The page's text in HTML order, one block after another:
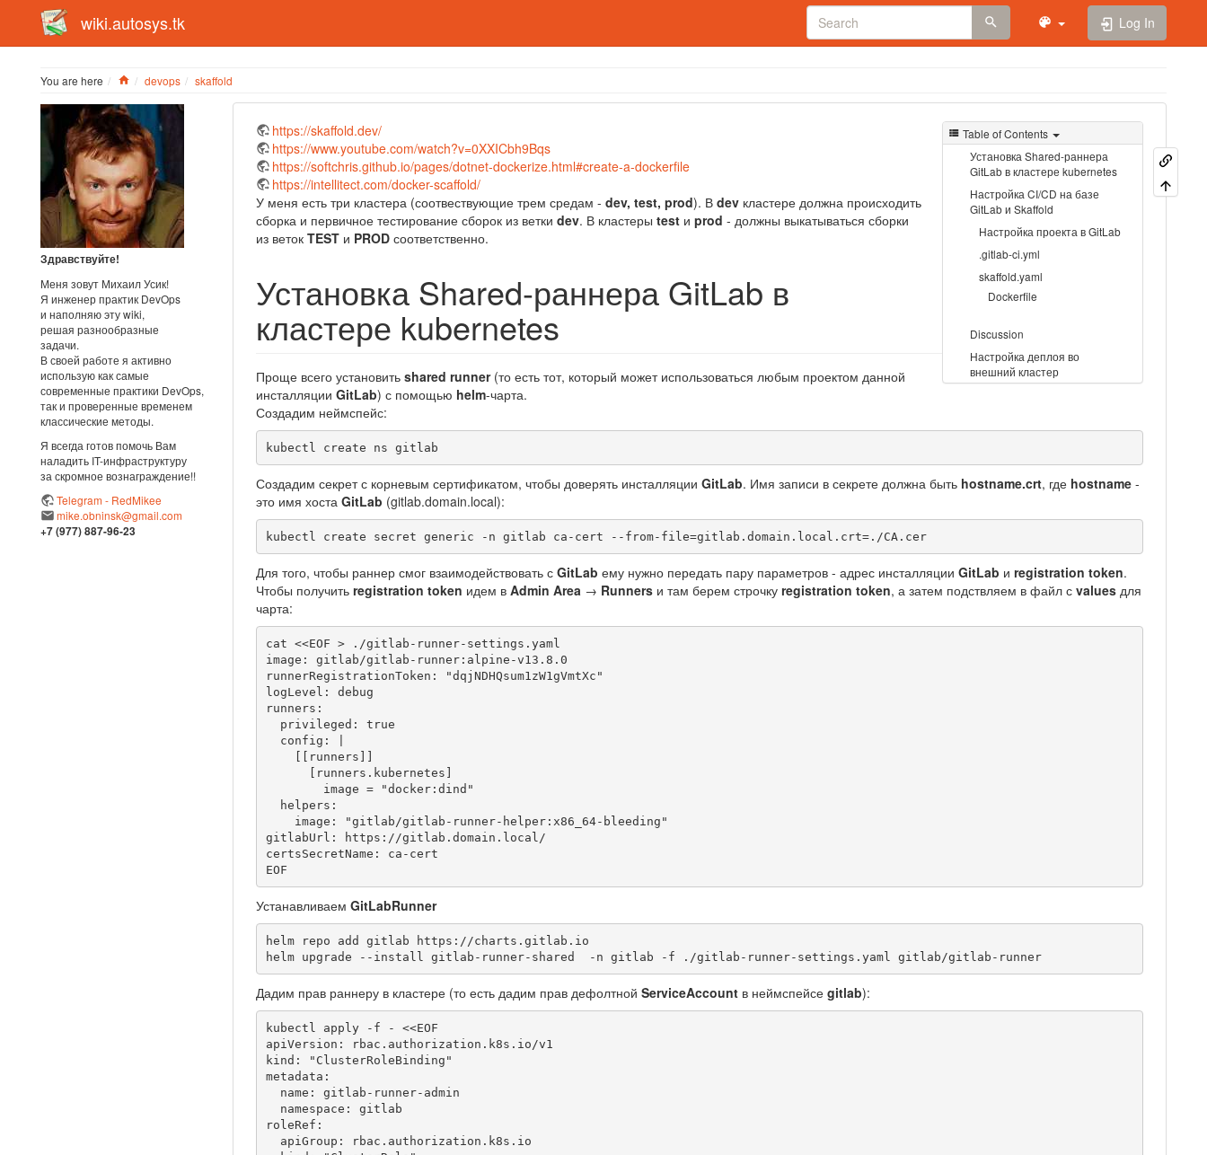
wiki.autosys.tk Log In
You are here Home
devops skaffold
Здравствуйте!
Меня зовут Михаил Усик!
Я инженер практик DevOps
и наполняю эту wiki,
решая разнообразные
задачи.
В своей работе я активно
использую как самые
современные практики DevOps,
так и проверенные временем
классические методы.
Я всегда готов помочь Вам
наладить IT-инфраструктуру
за скромное вознаграждение!!
Telegram - RedMikee
mike.obninsk@gmail.com
+7 (977) 887-96-23
Table of Contents
Установка Shared-раннера
GitLab в кластере kubernetes
Настройка CI/CD на базе
GitLab и Skaffold
Настройка проекта в GitLab
.gitlab-ci.yml
skaffold.yaml
Dockerfile
Discussion
Настройка деплоя во
внешний кластер
https://skaffold.dev/
https://www.youtube.com/watch?v=0XXICbh9Bqs
https://softchris.github.io/pages/dotnet-dockerize.html#create-a-dockerfile
https://intellitect.com/docker-scaffold/
У меня есть три кластера (соотвествующие трем средам - dev, test, prod). В dev кластере должна происходить
сборка и первичное тестирование сборок из ветки dev. В кластеры test и prod - должны выкатываться сборки
из веток TEST и PROD соответственно.
Установка Shared-раннера GitLab в
кластере kubernetes
Проще всего установить shared runner(то есть тот, который может использоваться любым проектом данной
инсталляции GitLab) с помощью helm-чарта.
Создадим неймспейс:
kubectl create ns gitlab
Создадим секрет с корневым сертификатом, чтобы доверять инсталляции GitLab. Имя записи в секрете должна быть hostname.crt, где hostname -
это имя хоста GitLab (gitlab.domain.local):
kubectl create secret generic -n gitlab ca-cert --from-file=gitlab.domain.local.crt=./CA.cer
Для того, чтобы раннер смог взаимодействовать с GitLab ему нужно передать пару параметров - адрес инсталляции GitLab и registration token.
Чтобы получить registration token идем в Admin Area → Runners и там берем строчку registration token, а затем подствляем в файл с values для
чарта:
cat <<EOF > ./gitlab-runner-settings.yaml
image: gitlab/gitlab-runner:alpine-v13.8.0
runnerRegistrationToken: "dqjNDHQsum1zW1gVmtXc"
logLevel: debug
runners:
gitlabUrl: https://gitlab.domain.local/
certsSecretName: ca-cert
EOF
Устанавливаем GitLabRunner
helm repo add gitlab https://charts.gitlab.io
helm upgrade --install gitlab-runner-shared  -n gitlab -f ./gitlab-runner-settings.yaml gitlab/gitlab-runner
Дадим прав раннеру в кластере (то есть дадим прав дефолтной ServiceAccount в неймспейсе gitlab):
kubectl apply -f - <<EOF
apiVersion: rbac.authorization.k8s.io/v1
kind: "ClusterRoleBinding"
metadata:
roleRef: